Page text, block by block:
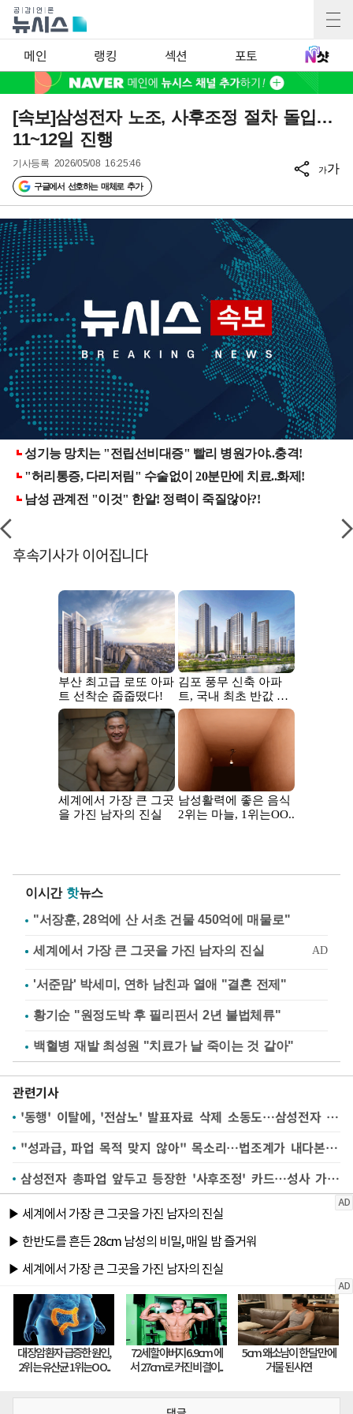
메인 랭킹 섹션 포토
[속보]삼성전자 노조, 사후조정 절차 돌입…
11~12일 진행
기사등록 2026/05/08 16:25:46
구글에서 선호하는 매체로 추가
가가
후속기사가 이어집니다
이시간 핫뉴스
"서장훈, 28억에 산 서초 건물 450억에 매물로"
'서준맘' 박세미, 연하 남친과 열애 "결혼 전제"
황기순 "원정도박 후 필리핀서 2년 불법체류"
백혈병 재발 최성원 "치료가 날 죽이는 것 같아"
관련기사
'동행' 이탈에, '전삼노' 발표자료 삭제 소동도…삼성전자 노조 갈등 '수면 위'
"성과급, 파업 목적 맞지 않아" 목소리…법조계가 내다본 '삼성전자 가처분'은
삼성전자 총파업 앞두고 등장한 '사후조정' 카드…성사 가능성은